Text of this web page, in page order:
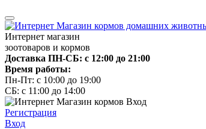
Интернет магазин
зоотоваров и кормов
Доставка ПН-СБ: с 12:00 до 21:00
Время работы:
Пн-Пт: с 10:00 до 19:00
СБ: с 11:00 до 14:00
Регистрация
Вход